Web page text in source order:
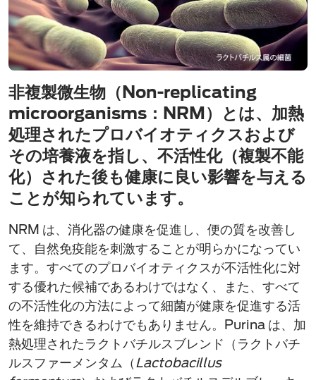
非複製微生物（Non-replicating
microorganisms：NRM）とは、加熱
処理されたプロバイオティクスおよび
その培養液を指し、不活性化（複製不能
化）された後も健康に良い影響を与える
ことが知られています。
NRM は、消化器の健康を促進し、便の質を改善し
て、自然免疫能を刺激することが明らかになってい
ます。すべてのプロバイオティクスが不活性化に対
する優れた候補であるわけではなく、また、すべて
の不活性化の方法によって細菌が健康を促進する活
性を維持できるわけでもありません。Purina は、加
熱処理されたラクトバチルスブレンド（ラクトバチ
ルスファーメンタム（ Lactobacillus